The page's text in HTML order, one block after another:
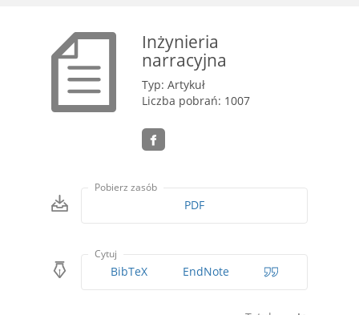
Inżynieria
narracyjna
Typ: Artykuł
Liczba pobrań: 1007
Pobierz zasób
PDF
Cytuj
BibTeX EndNote